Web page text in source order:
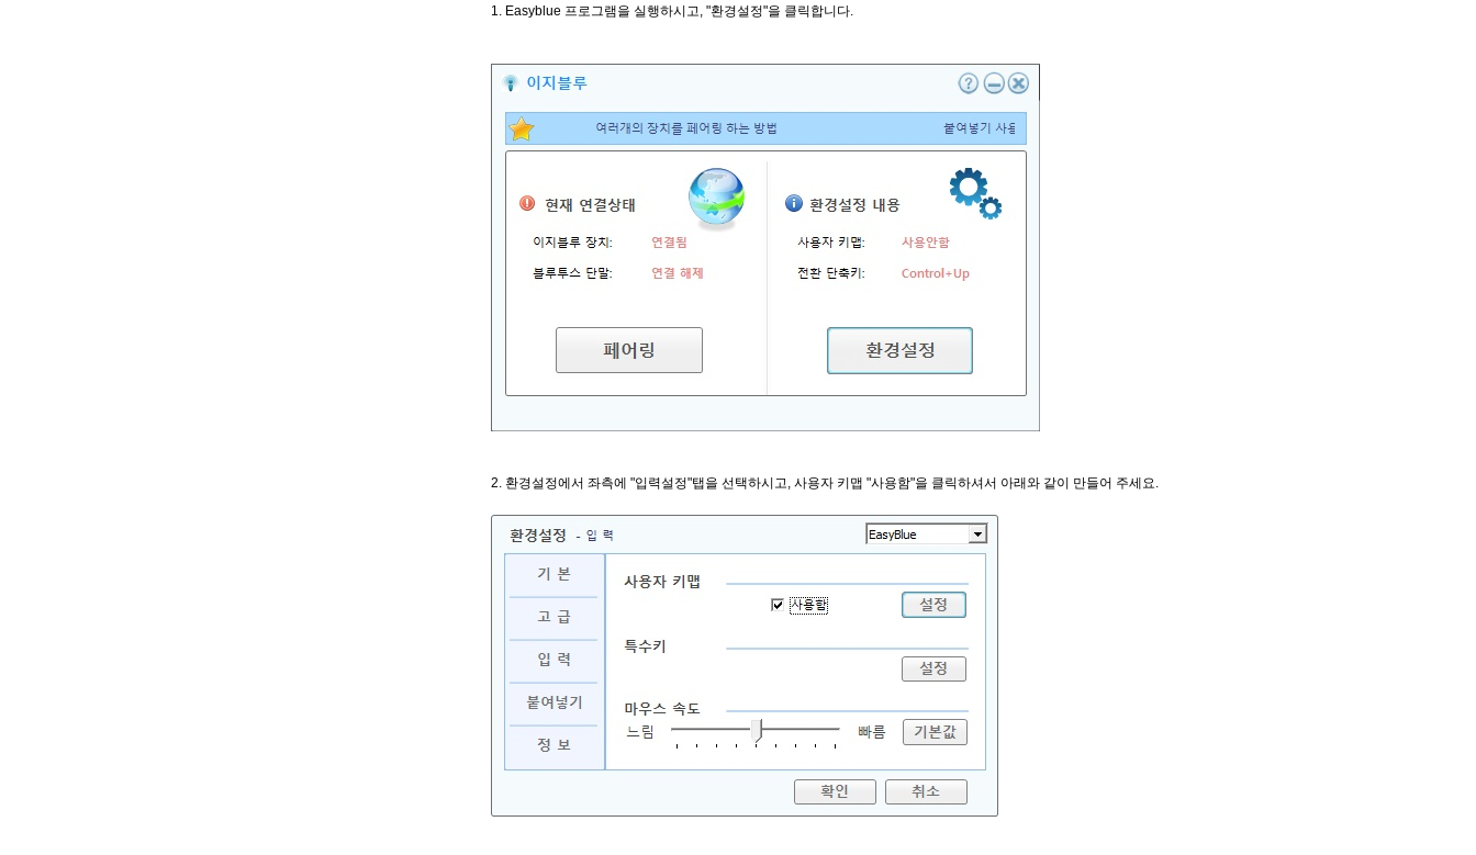
1. Easyblue 프로그램을 실행하시고, "환경설정"을 클릭합니다.
2. 환경설정에서 좌측에 "입력설정"탭을 선택하시고, 사용자 키맵 "사용함"을 클릭하셔서 아래와 같이 만들어 주세요.